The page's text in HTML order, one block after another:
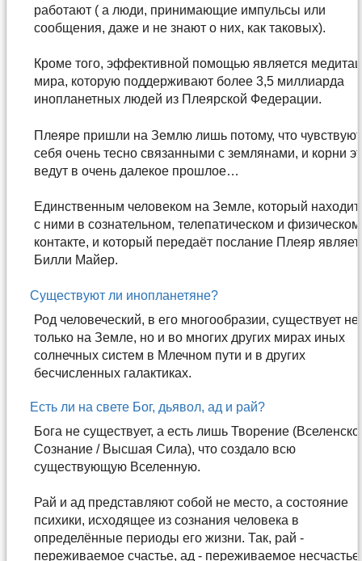
работают ( а люди, принимающие импульсы или
сообщения, даже и не знают о них, как таковых).
Кроме того, эффективной помощью является
мира, которую поддерживают более 3,5 миллиарда
инопланетных людей из Плеярской Федерации.
Плеяре пришли на Землю лишь потому, что чувствуют
себя очень тесно связанными с землянами, и корни
ведут в очень далекое прошлое…
Единственным человеком на Земле, который
с ними в сознательном, телепатическом и физическом
контакте, и который передаёт послание Плеяр
Билли Майер.
Существуют ли инопланетяне?
Род человеческий, в его многообразии, существует не
только на Земле, но и во многих других мирах иных
солнечных систем в Млечном пути и в других
бесчисленных галактиках.
Есть ли на свете Бог, дьявол, ад и рай?
Бога не существует, а есть лишь Творение
Сознание / Высшая Сила), что создало всю
существующую Вселенную.
Рай и ад представляют собой не место, а состояние
психики, исходящее из сознания человека в
определённые периоды его жизни. Так, рай -
переживаемое счастье, ад - переживаемое